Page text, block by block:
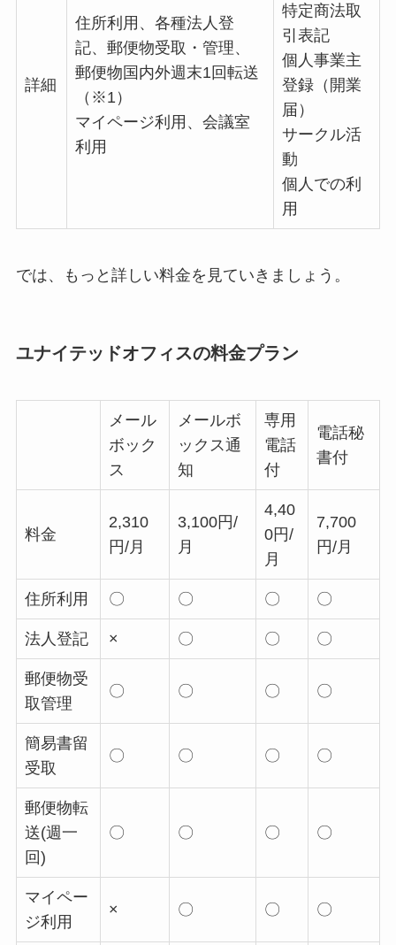
詳細
住所利用、各種法人登
記、郵便物受取・管理、
郵便物国内外週末1回転送
（※1）
マイページ利用、会議室
利用
特定商法取
引表記
個人事業主
登録（開業
届）
サークル活
動
個人での利
用
では、もっと詳しい料金を見ていきましょう。
ユナイテッドオフィスの料金プラン
メール
ボック
ス
メールボ
ックス通
知
専用
電話
付
電話秘
書付
料金
2,310
円/月
3,100円/
月
4,40
0円/
月
7,700
円/月
住所利用 〇 〇 〇 〇
法人登記 × 〇 〇 〇
郵便物受
取管理
〇 〇 〇 〇
簡易書留
受取
〇 〇 〇 〇
郵便物転
送(週一
回)
〇 〇 〇 〇
マイペー
ジ利用
× 〇 〇 〇